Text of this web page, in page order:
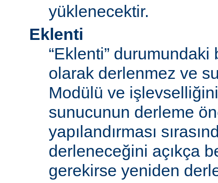
yüklenecektir.
Eklenti
“Eklenti”
olarak derlenmez ve
Modülü ve
sunucunun derleme
yapılandırması
derleneceğini açıkça
gerekirse yeniden